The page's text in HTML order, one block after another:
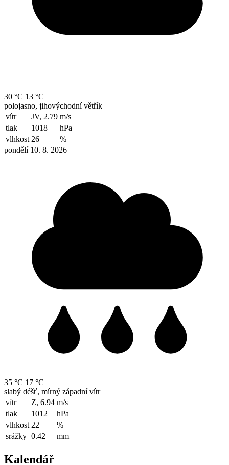
30 °C 13 °C
polojasno, jihovýchodní větřík
vítr
JV, 2.79 m/s
tlak
1018
hPa
vlhkost 26
%
pondělí 10. 8. 2026
35 °C 17 °C
slabý déšť, mírný západní vítr
vítr
Z, 6.94 m/s
tlak
1012
hPa
vlhkost 22
%
srážky 0.42 mm
Kalendář